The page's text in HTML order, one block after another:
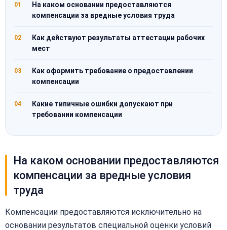
01
На каком основании предоставляются
компенсации за вредные условия труда
02
Как действуют результаты аттестации рабочих
мест
03
Как оформить требование о предоставлении
компенсации
04
Какие типичные ошибки допускают при
требовании компенсации
На каком основании предоставляются
компенсации за вредные условия
труда
Компенсации предоставляются исключительно на
основании результатов специальной оценки условий